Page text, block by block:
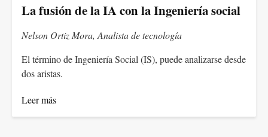
La fusión de la IA con la Ingeniería social
Nelson Ortiz Mora, Analista de tecnología
El término de Ingeniería Social (IS), puede analizarse desde
dos aristas.
Leer más